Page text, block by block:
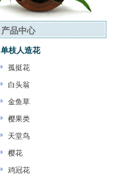
产品中心
单枝人造花
孤挺花
白头翁
金鱼草
樱果类
天堂鸟
樱花
鸡冠花